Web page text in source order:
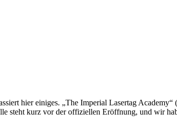
hier einiges. „The Imperial Lasertag
steht kurz vor der offiziellen Eröffnung, und wir